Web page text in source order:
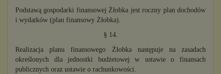
Podstawą gospodarki finansowej Żłobka jest roczny plan dochodów
i wydatków (plan finansowy Żłobka).
§ 14.
Realizacja planu finansowego Żłobka następuje na zasadach
określonych dla jednostki budżetowej w ustawie o finansach
publicznych oraz ustawie o rachunkowości.